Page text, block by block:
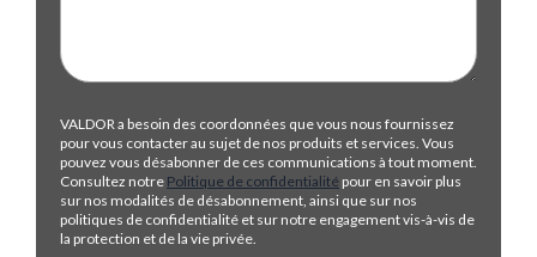
VALDOR a besoin des coordonnées que vous nous fournissez
pour vous contacter au sujet de nos produits et services. Vous
pouvez vous désabonner de ces communications à tout moment.
Consultez notre Politique de confidentialité pour en savoir plus
sur nos modalités de désabonnement, ainsi que sur nos
politiques de confidentialité et sur notre engagement vis-à-vis de
la protection et de la vie privée.